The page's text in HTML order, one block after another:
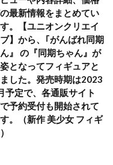
最新情報をまとめてい
。【ユニオンクリエイ
】から、｢がんばれ同期
』 の『同期ちゃん』が
となってフィギュアと
した。発売時期は2023
予定で、各通販サイト
予約受付も開始されて
。（新作 美少女 フィギ